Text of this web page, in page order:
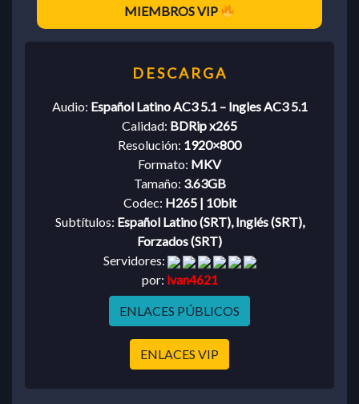
MIEMBROS VIP
Audio: Español Latino AC3 5.1 – Ingles AC3 5.1
Calidad: BDRip x265
Resolución: 1920×800
Formato: MKV
Tamaño: 3.63GB
Codec: H265 | 10bit
Subtítulos: Español Latino (SRT), Inglés (SRT),
Forzados (SRT)
Servidores:
por: ivan4621
ENLACES PÚBLICOS
ENLACES VIP